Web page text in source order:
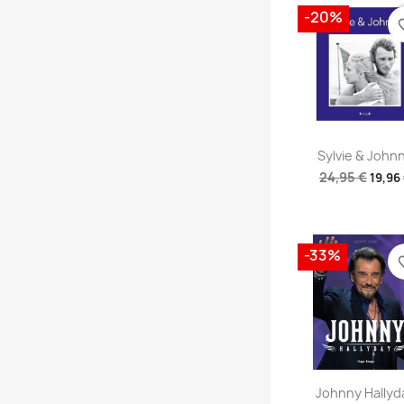
Aperçu
Sylvie &
24,95 €19,96
-20%
Aperçu
Johnny
-33%